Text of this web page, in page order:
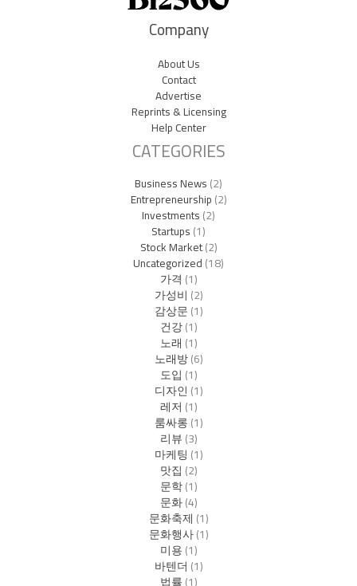
Company
About Us
Contact
Advertise
Reprints & Licensing
Help Center
CATEGORIES
Business News(2)
Entrepreneurship(2)
Investments(2)
Startups(1)
Stock Market(2)
Uncategorized(18)
가격 (1)
가성비 (2)
감상문(1)
건강(1)
노래 (1)
노래방(6)
도입 (1)
디자인(1)
레저 (1)
룸싸롱(1)
리뷰(3)
마케팅 (1)
맛집 (2)
문학(1)
문화(4)
문화축제 (1)
문화행사(1)
미용(1)
바텐더 (1)